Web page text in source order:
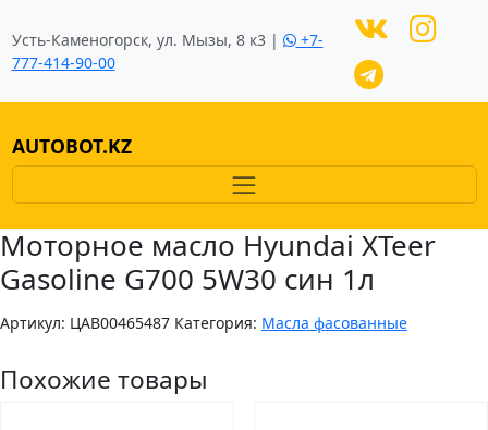
Усть-Каменогорск, ул. Мызы, 8 к3 |
+7-
777-414-90-00
AUTOBOT.KZ
Моторное масло Hyundai XTeer
Gasoline G700 5W30 син 1л
Артикул: ЦAB00465487 Категория: Масла фасованные
Похожие товары